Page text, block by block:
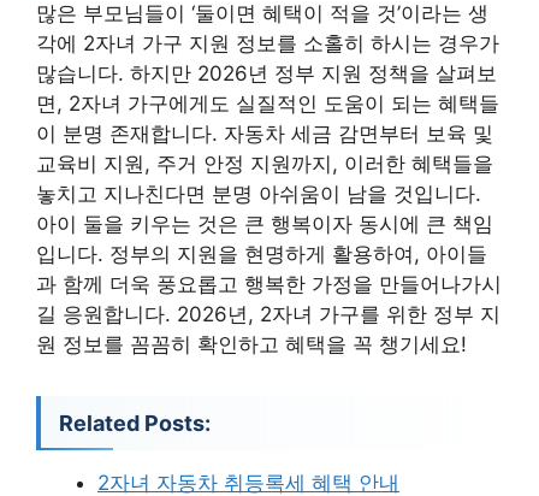
많은 부모님들이 ‘둘이면 혜택이 적을 것’이라는 생
각에 2자녀 가구 지원 정보를 소홀히 하시는 경우가
많습니다. 하지만 2026년 정부 지원 정책을 살펴보
면, 2자녀 가구에게도 실질적인 도움이 되는 혜택들
이 분명 존재합니다. 자동차 세금 감면부터 보육 및
교육비 지원, 주거 안정 지원까지, 이러한 혜택들을
놓치고 지나친다면 분명 아쉬움이 남을 것입니다.
아이 둘을 키우는 것은 큰 행복이자 동시에 큰 책임
입니다. 정부의 지원을 현명하게 활용하여, 아이들
과 함께 더욱 풍요롭고 행복한 가정을 만들어나가시
길 응원합니다. 2026년, 2자녀 가구를 위한 정부 지
원 정보를 꼼꼼히 확인하고 혜택을 꼭 챙기세요!
Related Posts:
2자녀 자동차 취등록세 혜택 안내